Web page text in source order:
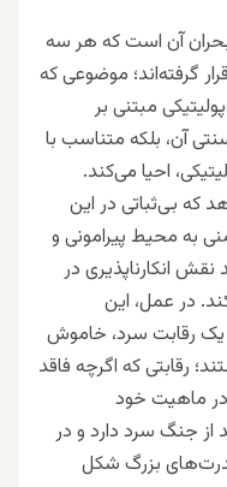
بحران آن است که هر سه
گرفته‌اند؛ موضوعی که
مبتنی بر
آن، بلکه متناسب با
احیا می‌کند.
که بی‌ثباتی در این
به محیط پیرامونی و
انکارناپذیری در
در عمل، این
یک رقابت سرد، خاموش
رقابتی که اگرچه فاقد
در ماهیت خود
جنگ سرد دارد و در
بزرگ شکل